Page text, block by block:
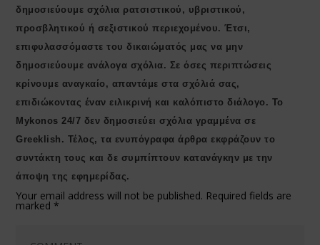
δημοσιεύουμε σχόλια ρατσιστικού, υβριστικού,
προσβλητικού ή σεξιστικού περιεχομένου. Έτσι,
επιφυλασσόμαστε του δικαιώματός μας να μην
δημοσιεύουμε ανάλογα σχόλια. Σε όσες περιπτώσεις
κρίνουμε αναγκαίο, απαντάμε στα σχόλιά σας,
επιδιώκοντας έναν ειλικρινή και καλόπιστο διάλογο. Το
Μykonos 24/7 δεν δημοσιεύει σχόλια γραμμένα σε
Greeklish. Τέλος, τα ενυπόγραφα άρθρα εκφράζουν το
συντάκτη τους και δε συμπίπτουν κατανάγκην με την
άποψη της εφημερίδας.
Your email address will not be published. Required fields are
marked *